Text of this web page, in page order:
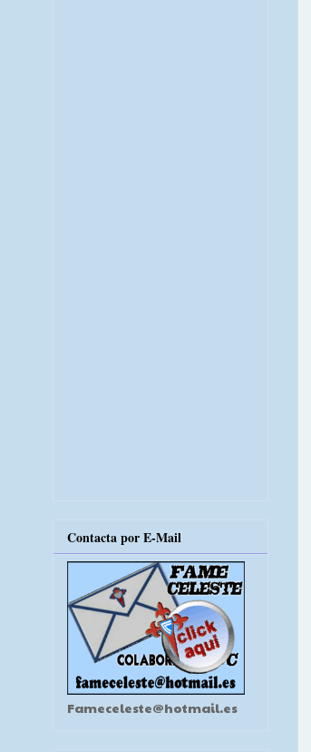
Contacta por E-Mail
Fameceleste@hotmail.es